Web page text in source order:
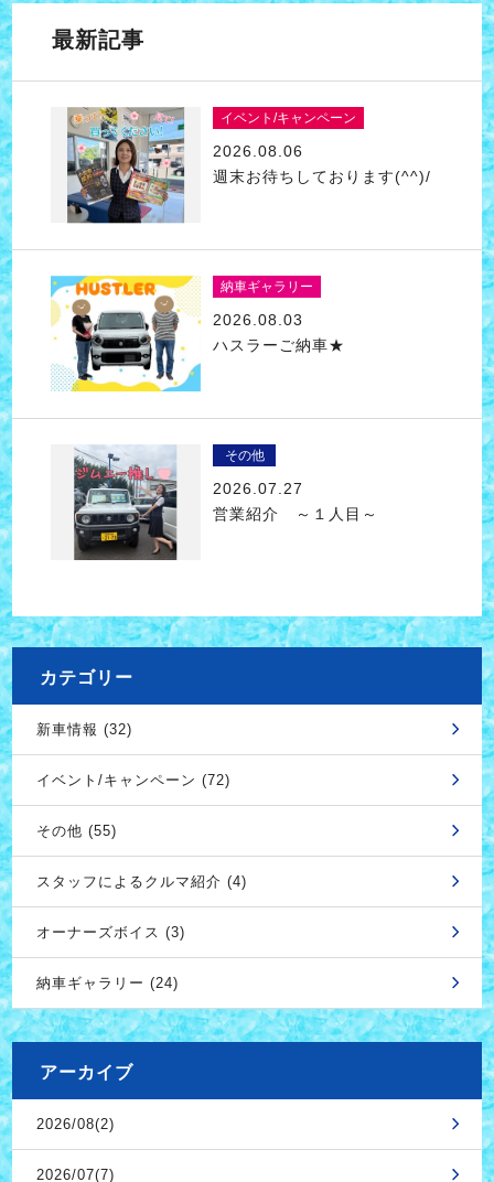
最新記事
イベント/キャンペーン
2026.08.06
週末お待ちしております(^^)/
納車ギャラリー
2026.08.03
ハスラーご納車★
その他
2026.07.27
営業紹介 ～１人目～
カテゴリー
新車情報 (32)
イベント/キャンペーン (72)
その他 (55)
スタッフによるクルマ紹介 (4)
オーナーズボイス (3)
納車ギャラリー (24)
アーカイブ
2026/08(2)
2026/07(7)